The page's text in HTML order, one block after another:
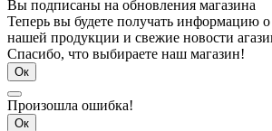
Вы подписаны на обновления магазина
Теперь вы будете получать информацию
нашей продукции и свежие новости
Спасибо, что выбираете наш магазин!
Ок
Произошла ошибка!
Ок